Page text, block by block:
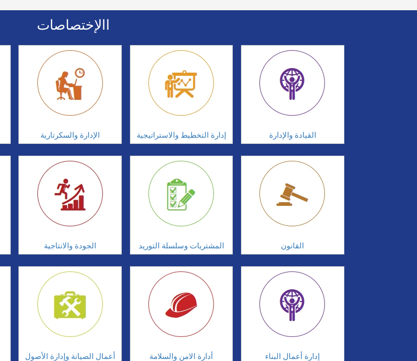
االإختصاصات
الإدارة والسكرتارية إدارة التخطيط والاستراتيجية القيادة والإدارة
الجودة والانتاجية المشتريات وسلسلة التوريد القانون
أعمال الصيانة وإدارة الأصول أدارة الامن والسلامة إدارة أعمال البناء